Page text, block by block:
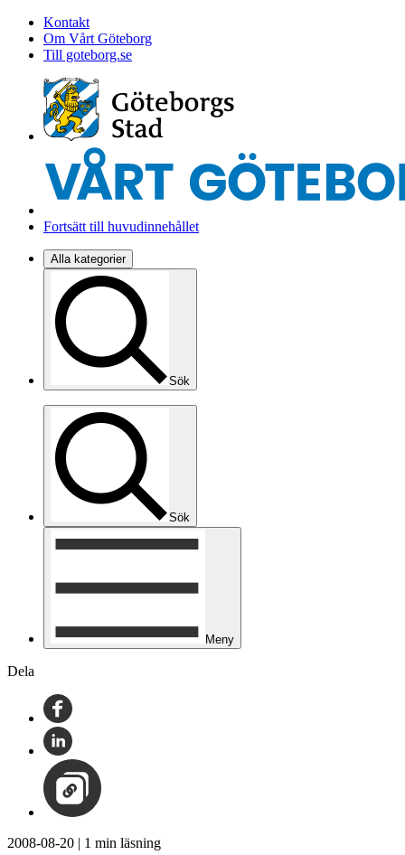
Kontakt
Om Vårt Göteborg
Till goteborg.se
Fortsätt till huvudinnehållet
Alla kategorier
Sök
Sök
Meny
Dela
2008-08-20 | 1 min läsning